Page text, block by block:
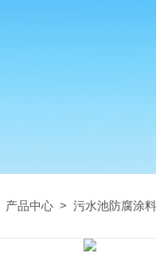
产品中心 > 污水池防腐涂料